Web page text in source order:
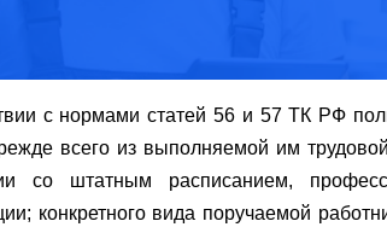
с нормами статей 56 и 57 ТК РФ
всего из выполняемой им
со штатным расписанием,
конкретного вида поручаемой